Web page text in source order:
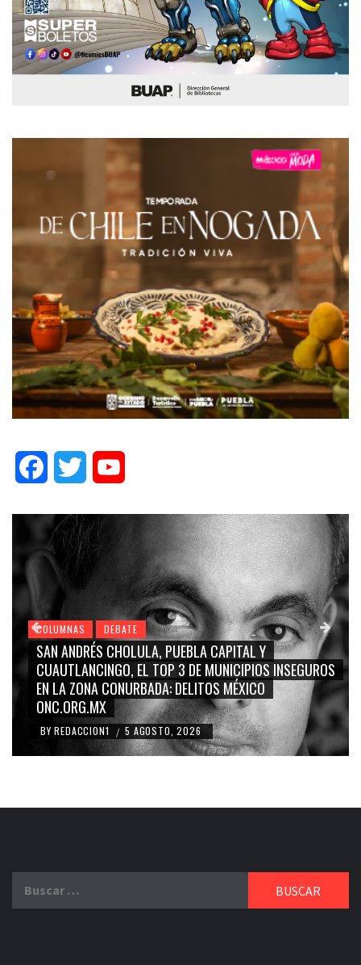
FacebookTwitter
COLUMNAS DEBATE
GRACE PALOMARES, NAY SALVATORI, SERGIO MAYER,
CARMEN SALINAS “LA CORCHOLATA”, CUAUHTÉMOC
BLANCO, SILVIA PINAL: LA TRIVIALIZACIÓN Y
RIDICULIZACIÓN DE LA REPRESENTACIÓN CIUDADANA
BY REDACCION1 / 4 AGOSTO, 2026